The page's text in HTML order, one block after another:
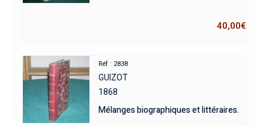
40,00€
Réf : 2838
GUIZOT
1868
Mélanges biographiques et littéraires.